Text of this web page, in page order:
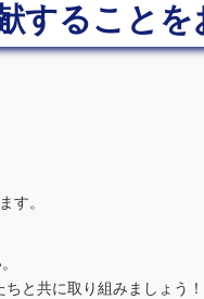
すること
す。
と共に取り組みましょう！